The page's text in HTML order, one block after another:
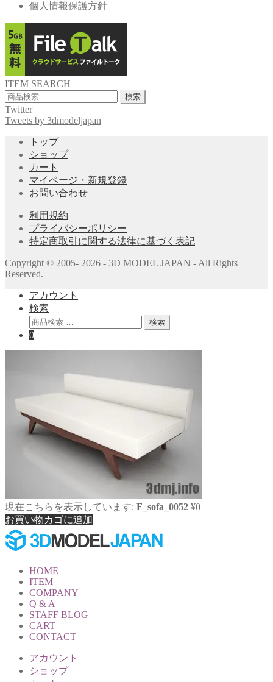
個人情報保護方針
ITEM SEARCH
検
索
対
検索
Twitter
Tweets by 3dmodeljapan
トップ
ショップ
カート
マイページ・新規登録
お問い合わせ
利用規約
プライバシーポリシー
特定商取引に関する法律に基づく表記
Copyright © 2005- 2026 - 3D MODEL JAPAN - All Rights
Reserved.
アカウント
検索
検
索
検索
0
現在こちらを表示しています: F_sofa_0052 ¥0
お買い物カゴに追加
HOME
ITEM
COMPANY
Q & A
STAFF BLOG
CART
CONTACT
アカウント
ショップ